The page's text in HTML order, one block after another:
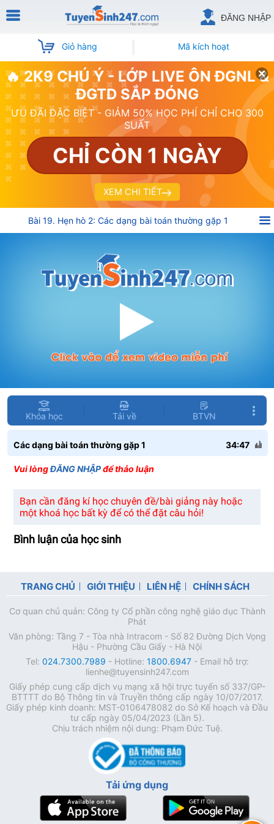
ĐĂNG NHẬP
Giỏ hàng Mã kích hoạt
🔥 2K9 CHÚ Ý - LỚP LIVE ÔN ĐGNL &
ĐGTD SẮP ĐÓNG
ƯU ĐÃI ĐẶC BIỆT - GIẢM 50% HỌC PHÍ CHỈ CHO 300
SUẤT
CHỈ CÒN 1 NGÀY
XEM CHI TIẾT
Bài 19. Hẹn hò 2: Các dạng bài toán thường gặp 1
Khóa học Tải về BTVN
Các dạng bài toán thường gặp 1 34:47
Vui lòngĐĂNG NHẬPđể thảo luận
Bạn cần đăng kí học chuyên đề/bài giảng này hoặc
một khoá học bất kỳ để có thể đặt câu hỏi!
Bình luận của học sinh
TRANG CHỦ GIỚI THIỆU LIÊN HỆ CHÍNH SÁCH
Cơ quan chủ quản: Công ty Cổ phần công nghệ giáo dục Thành
Phát
Văn phòng: Tầng 7 - Tòa nhà Intracom - Số 82 Đường Dịch Vọng
Hậu - Phường Cầu Giấy - Hà Nội
Tel: 024.7300.7989 - Hotline: 1800.6947- Email hỗ trợ:
lienhe@tuyensinh247.com
Giấy phép cung cấp dịch vụ mạng xã hội trực tuyến số 337/GP-
BTTTT do Bộ Thông tin và Truyền thông cấp ngày 10/07/2017.
Giấy phép kinh doanh: MST-0106478082 do Sở Kế hoạch và Đầu
tư cấp ngày 05/04/2023 (Lần 5).
Chịu trách nhiệm nội dung: Phạm Đức Tuệ.
Tải ứng dụng